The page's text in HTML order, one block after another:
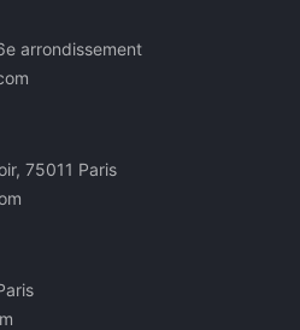
arrondissement
75011 Paris